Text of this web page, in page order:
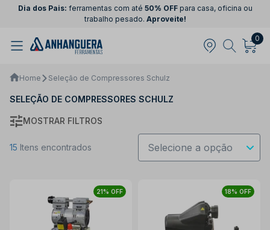
Dia dos Pais: ferramentas com até 50% OFFpara casa, oficina ou
trabalho pesado. Aproveite!
0
Home Seleção de Compressores Schulz
SELEÇÃO DE COMPRESSORES SCHULZ
MOSTRAR FILTROS
15 Itens encontrados
21% OFF 18% OFF